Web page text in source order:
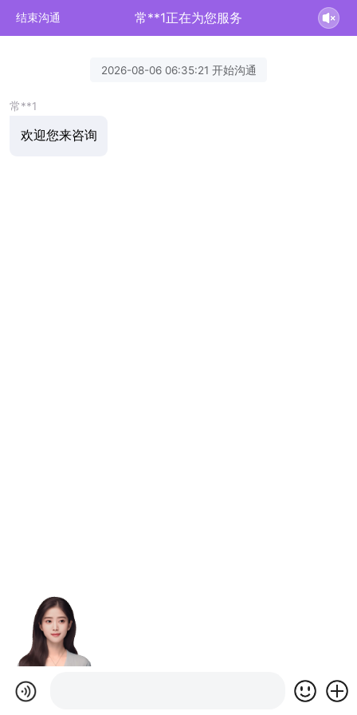
结束沟通 常**1正在为您服务
2026-08-06 06:35:21 开始沟通
常**1
欢迎您来咨询